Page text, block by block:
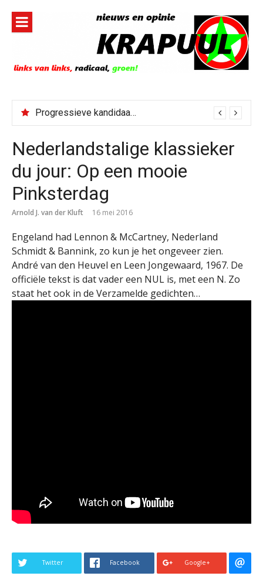
inhoud
Progressieve kandidaat El-Sayed senaatskandidaat Michigan
Nederlandstalige klassieker
du jour: Op een mooie
Pinksterdag
Arnold J. van der Kluft 16 mei 2016
Engeland had Lennon & McCartney, Nederland
Schmidt & Bannink, zo kun je het ongeveer zien.
André van den Heuvel en Leen Jongewaard, 1967. De
officiële tekst is dat vader een NUL is, met een N. Zo
staat het ook in de Verzamelde gedichten…
Twitter Facebook Google+